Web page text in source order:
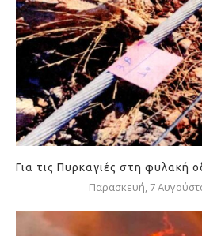
Για τις Πυρκαγιές στη φυλακή
Παρασκευή, 7